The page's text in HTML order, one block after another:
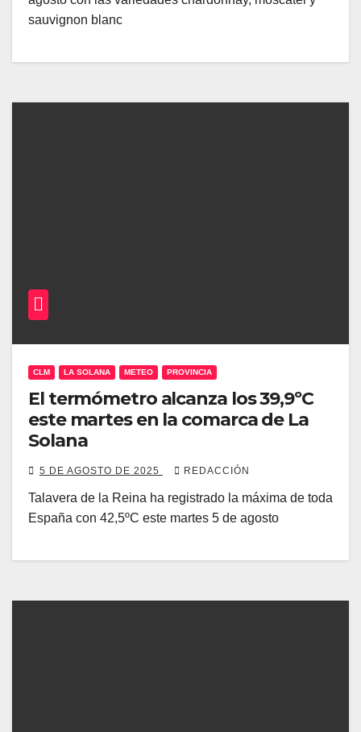
sauvignon blanc
CLM LA SOLANA METEO PROVINCIA
El termómetro alcanza los 39,9ºC
este martes en la comarca de La
Solana
5 DE AGOSTO DE 2025 REDACCIÓN
Talavera de la Reina ha registrado la máxima de toda
España con 42,5ºC este martes 5 de agosto